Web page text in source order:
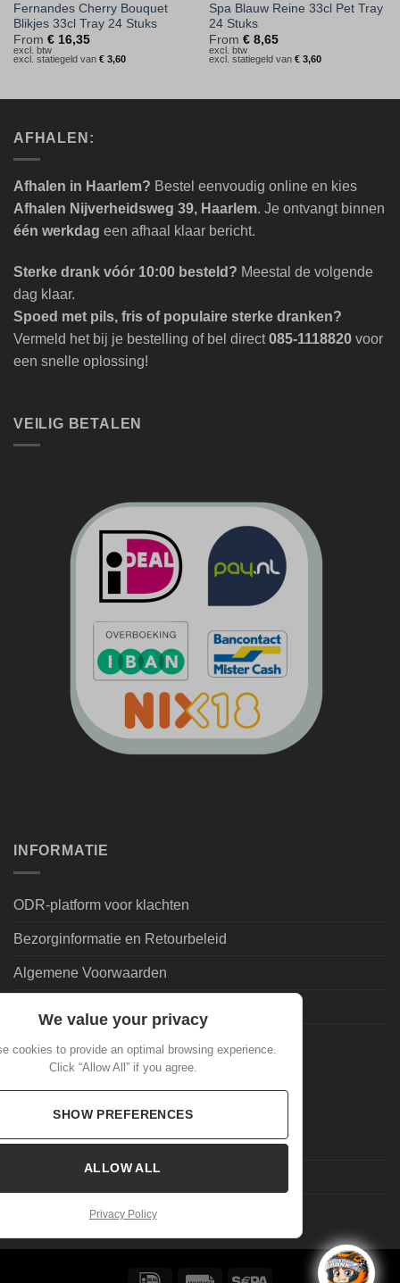
Fernandes Cherry Bouquet
Blikjes 33cl Tray 24 Stuks
From €16,35
excl. btw
excl. statiegeld van €3,60
Spa Blauw Reine 33cl Pet Tray
24 Stuks
From €8,65
excl. btw
excl. statiegeld van €3,60
AFHALEN:
Afhalen in Haarlem? Bestel eenvoudig online en kies
Afhalen Nijverheidsweg 39, Haarlem. Je ontvangt binnen
één werkdag een afhaal klaar bericht.
Sterke drank vóór 10:00 besteld? Meestal de volgende
dag klaar.
Spoed met pils, fris of populaire sterke dranken?
Vermeld het bij je bestelling of bel direct085-1118820 voor
een snelle oplossing!
VEILIG BETALEN
INFORMATIE
ODR-platform voor klachten
Bezorginformatie en Retourbeleid
Algemene Voorwaarden
ALGEMEEN
Veelgestelde Vragen
Mijn account
Laatste nieuws
IDeal Invoice
We value your privacy
cookies to provide an optimal browsing experience.
Click “Allow All” if you agree.
SHOW PREFERENCES
ALLOW ALL
Privacy Policy